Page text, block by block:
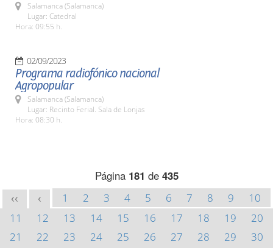
Salamanca (Salamanca)
Lugar: Catedral
Hora: 09:55 h.
02/09/2023
Programa radiofónico nacional
Agropopular
Salamanca (Salamanca)
Lugar: Recinto Ferial. Sala de Lonjas
Hora: 08:30 h.
Página 181 de 435
<< < 1 2 3 4 5 6 7 8 9
10
11
12 13 14 15 16 17 18 19
20
21
22 23 24 25 26 27 28 29
30